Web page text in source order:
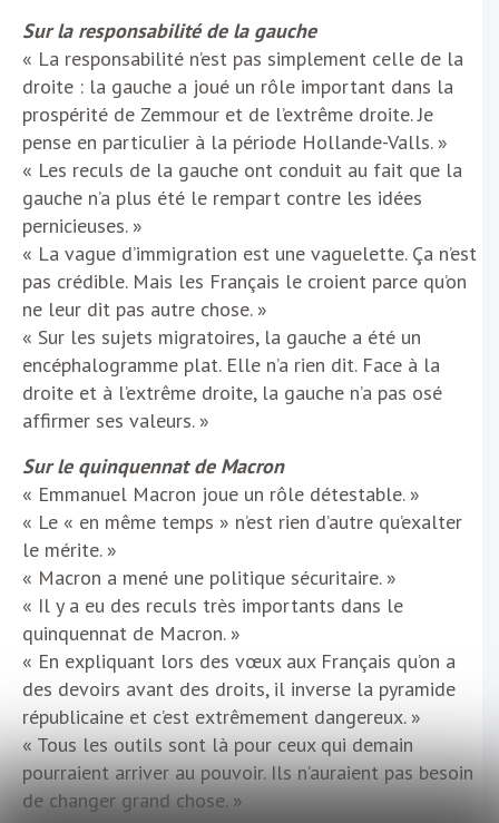
Sur la responsabilité de la gauche
« La responsabilité n’est pas simplement celle de la
droite : la gauche a joué un rôle important dans la
prospérité de Zemmour et de l’extrême droite. Je
pense en particulier à la période Hollande-Valls. »
« Les reculs de la gauche ont conduit au fait que la
gauche n’a plus été le rempart contre les idées
pernicieuses. »
« La vague d’immigration est une vaguelette. Ça n’est
pas crédible. Mais les Français le croient parce qu’on
ne leur dit pas autre chose. »
« Sur les sujets migratoires, la gauche a été un
encéphalogramme plat. Elle n’a rien dit. Face à la
droite et à l’extrême droite, la gauche n’a pas osé
affirmer ses valeurs. »
Sur le quinquennat de Macron
« Emmanuel Macron joue un rôle détestable. »
« Le « en même temps » n’est rien d’autre qu’exalter
le mérite. »
« Macron a mené une politique sécuritaire. »
« Il y a eu des reculs très importants dans le
quinquennat de Macron. »
« En expliquant lors des vœux aux Français qu’on a
des devoirs avant des droits, il inverse la pyramide
républicaine et c’est extrêmement dangereux. »
« Tous les outils sont là pour ceux qui demain
pourraient arriver au pouvoir. Ils n’auraient pas besoin
de changer grand chose. »